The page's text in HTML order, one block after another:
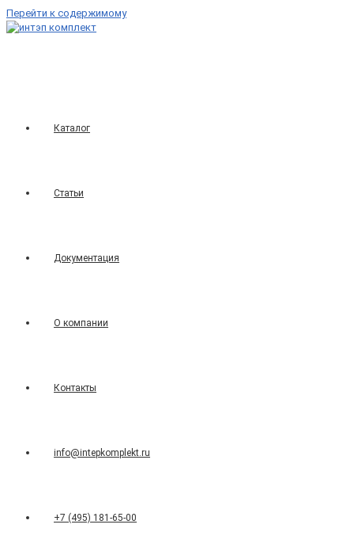
Перейти к содержимому
Каталог
Статьи
Документация
О компании
Контакты
info@intepkomplekt.ru
+7 (495) 181-65-00